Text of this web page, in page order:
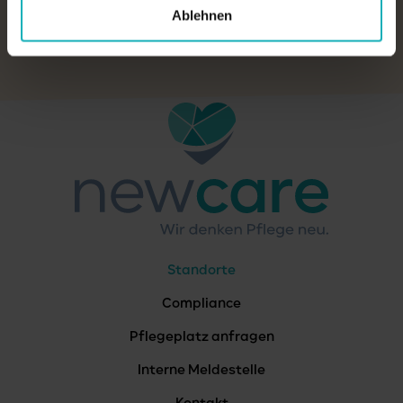
Ablehnen
PFLEGEPLATZ ANFRAGEN
Standorte
Compliance
Pflegeplatz anfragen
Interne Meldestelle